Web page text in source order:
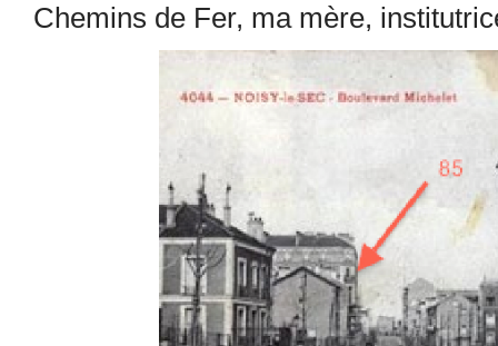
Chemins de Fer, ma mère,